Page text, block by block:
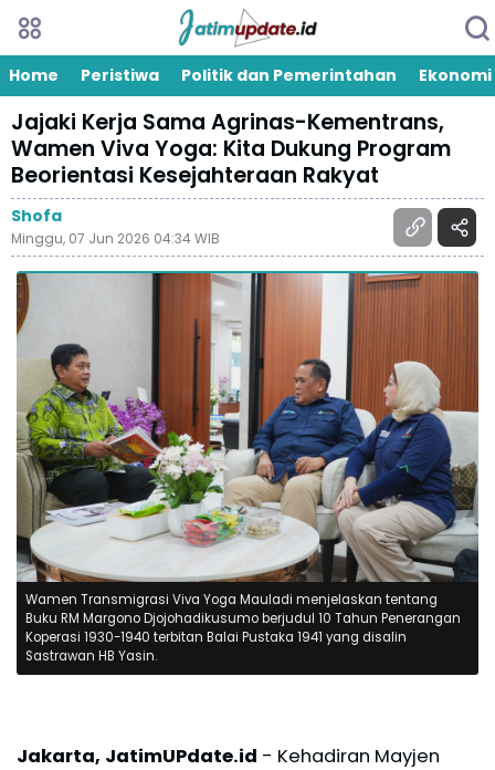
Home Peristiwa Politik dan Pemerintahan Ekonomi
Jajaki Kerja Sama Agrinas-Kementrans,
Wamen Viva Yoga: Kita Dukung Program
Beorientasi Kesejahteraan Rakyat
Shofa
Minggu, 07 Jun 2026 04:34 WIB
Wamen Transmigrasi Viva Yoga Mauladi menjelaskan tentang
Buku RM Margono Djojohadikusumo berjudul 10 Tahun Penerangan
Koperasi 1930-1940 terbitan Balai Pustaka 1941 yang disalin
Sastrawan HB Yasin.
Jakarta, JatimUPdate.id - Kehadiran Mayjen